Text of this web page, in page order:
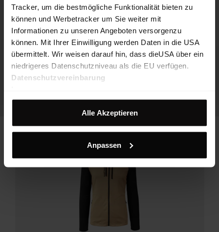
Tracker, um die bestmögliche Funktionalität bieten zu
können und Werbetracker um Sie weiter mit
Informationen zu unseren Angeboten versorgenzu
können. Mit Ihrer Einwilligung werden Daten in die USA
übermittelt. Wir weisen darauf hin, dass dieUSA über ein
niedrigeres Datenschutzniveau als die EU verfügen.
Datenschutzvereinbarung
Alle Akzeptieren
Anpassen